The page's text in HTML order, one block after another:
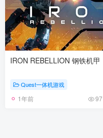
IRON REBELLION 钢铁机甲
Quest一体机游戏
1年前 97